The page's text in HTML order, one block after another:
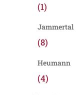
(1)
Jammertal
(8)
Heumann
(4)